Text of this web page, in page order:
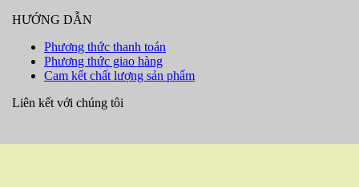
HƯỚNG DẪN
Phương thức thanh toán
Phương thức giao hàng
Cam kết chất lượng sản phẩm
Liên kết với chúng tôi